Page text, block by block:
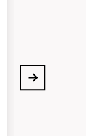
046HC-
Аналог: